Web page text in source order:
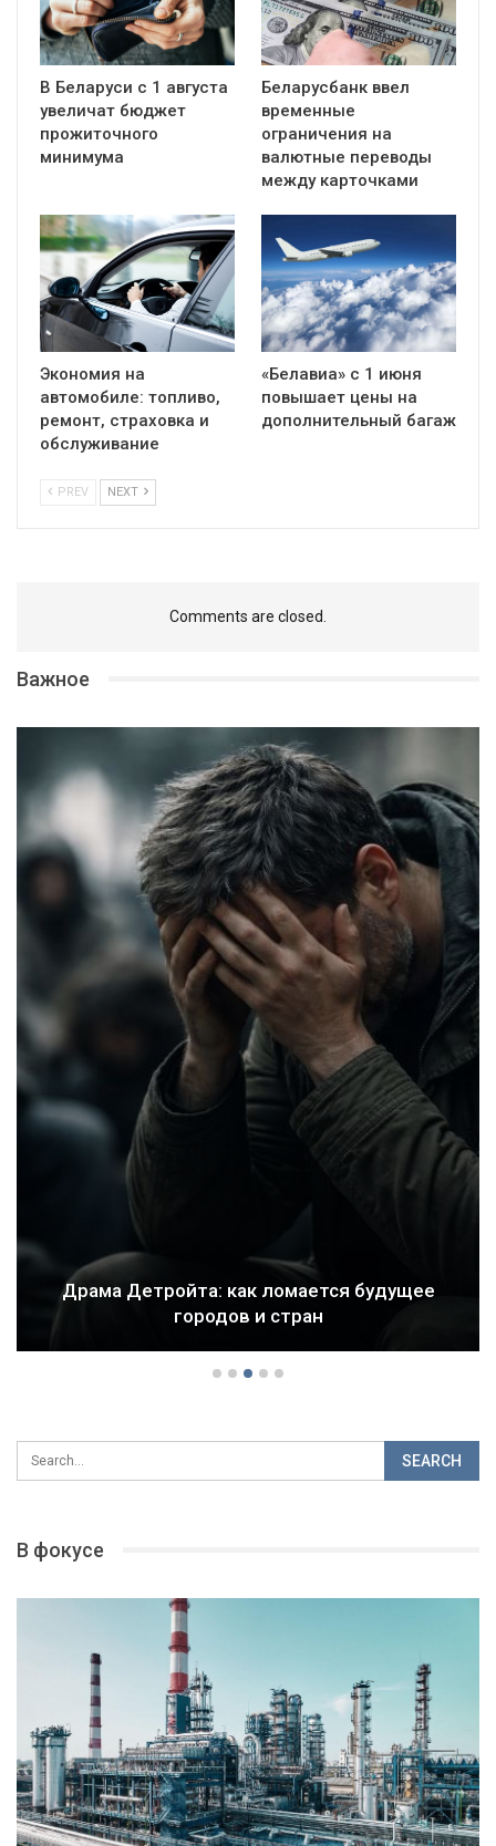
В Беларуси с 1 августа
увеличат бюджет
прожиточного
минимума
Беларусбанк ввел
временные
ограничения на
валютные переводы
между карточками
Экономия на
автомобиле: топливо,
ремонт, страховка и
обслуживание
«Белавиа» с 1 июня
повышает цены на
дополнительный багаж
PREV NEXT
Comments are closed.
Важное
Драма Детройта: как ломается будущее
городов и стран
В фокусе